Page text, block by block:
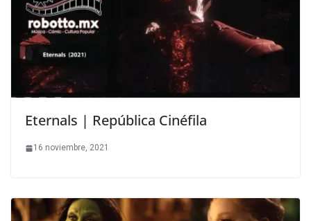
Eternals | República Cinéfila
16 noviembre, 2021